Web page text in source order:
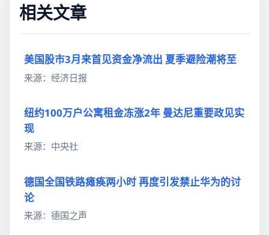
相关文章
美国股市3月来首见资金净流出 夏季避险潮将至
来源：经济日报
纽约100万户公寓租金冻涨2年 曼达尼重要政见实
现
来源：中央社
德国全国铁路瘫痪两小时 再度引发禁止华为的讨
论
来源：德国之声